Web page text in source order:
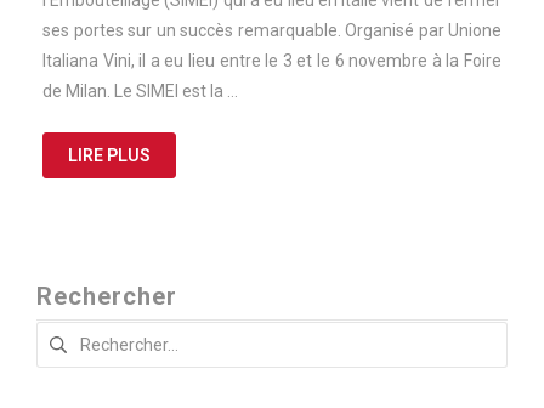
ses portes sur un succès remarquable. Organisé par Unione
Italiana Vini, il a eu lieu entre le 3 et le 6 novembre à la Foire
de Milan. Le SIMEI est la …
LIRE PLUS
Rechercher
Rechercher :